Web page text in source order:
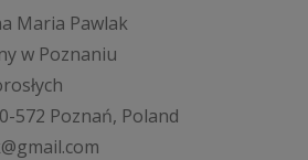
Maria Pawlak
w Poznaniu
572 Poznań, Poland